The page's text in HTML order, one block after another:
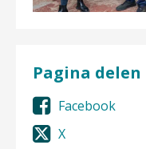
Pagina delen
Facebook
X